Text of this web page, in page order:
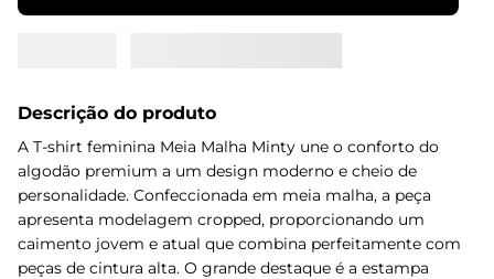
Descrição do produto
A T-shirt feminina Meia Malha Minty une o conforto do
algodão premium a um design moderno e cheio de
personalidade. Confeccionada em meia malha, a peça
apresenta modelagem cropped, proporcionando um
caimento jovem e atual que combina perfeitamente com
peças de cintura alta. O grande destaque é a estampa